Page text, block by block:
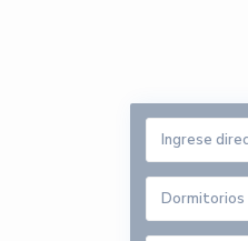
Dormitorios